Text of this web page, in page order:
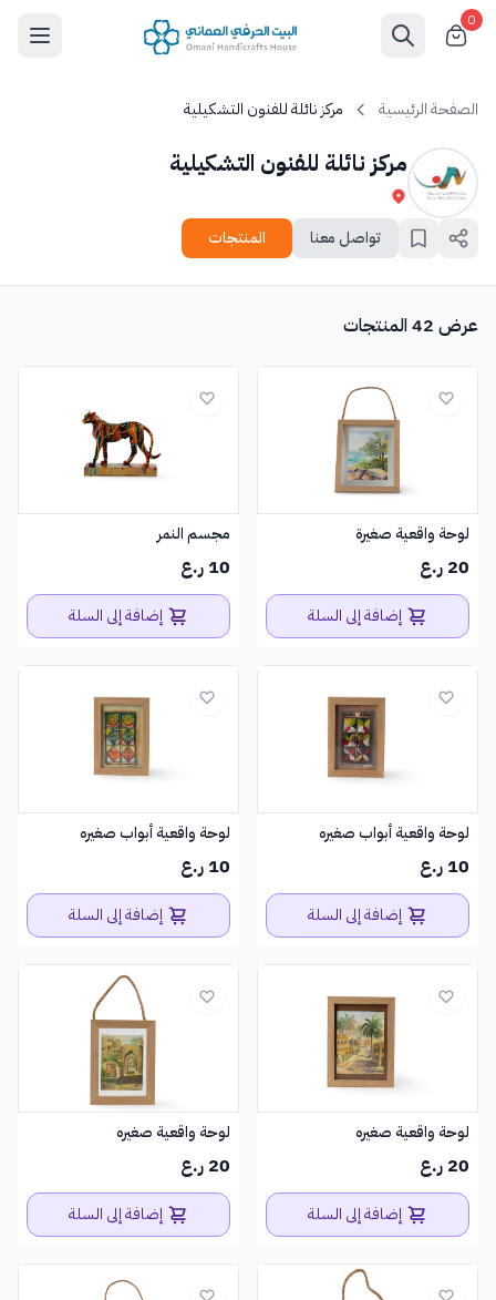
0
الصفحة الرئيسية مركز نائلة للفنون التشكيلية
مركز نائلة للفنون التشكيلية
تواصل معنا المنتجات
عرض 42 المنتجات
لوحة واقعية صغيرة
20 ر.ع
إضافة إلى السلة
مجسم النمر
10 ر.ع
إضافة إلى السلة
لوحة واقعية أبواب صغيره
10 ر.ع
إضافة إلى السلة
لوحة واقعية أبواب صغيره
10 ر.ع
إضافة إلى السلة
لوحة واقعية صغيره
20 ر.ع
إضافة إلى السلة
لوحة واقعية صغيره
20 ر.ع
إضافة إلى السلة